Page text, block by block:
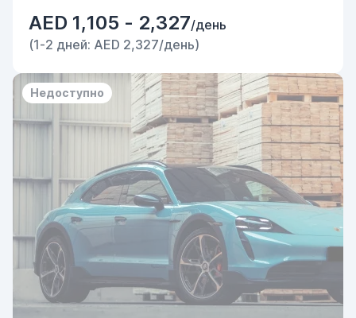
AED 1,105 - 2,327/день
(1-2 дней: AED 2,327/день)
Недоступно